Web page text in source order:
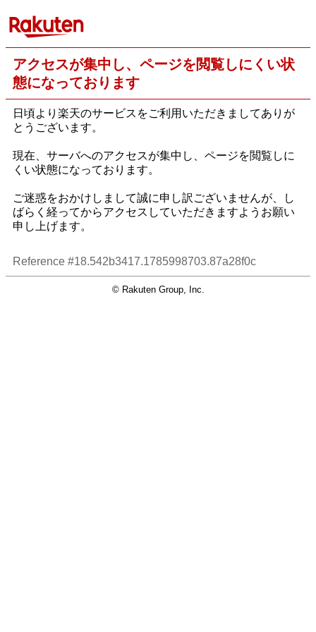
アクセスが集中し、ページを閲覧しにくい状
態になっております
日頃より楽天のサービスをご利用いただきましてありが
とうございます。
現在、サーバへのアクセスが集中し、ページを閲覧しに
くい状態になっております。
ご迷惑をおかけしまして誠に申し訳ございませんが、し
ばらく経ってからアクセスしていただきますようお願い
申し上げます。
Reference #18.542b3417.1785998703.87a28f0c
© Rakuten Group, Inc.